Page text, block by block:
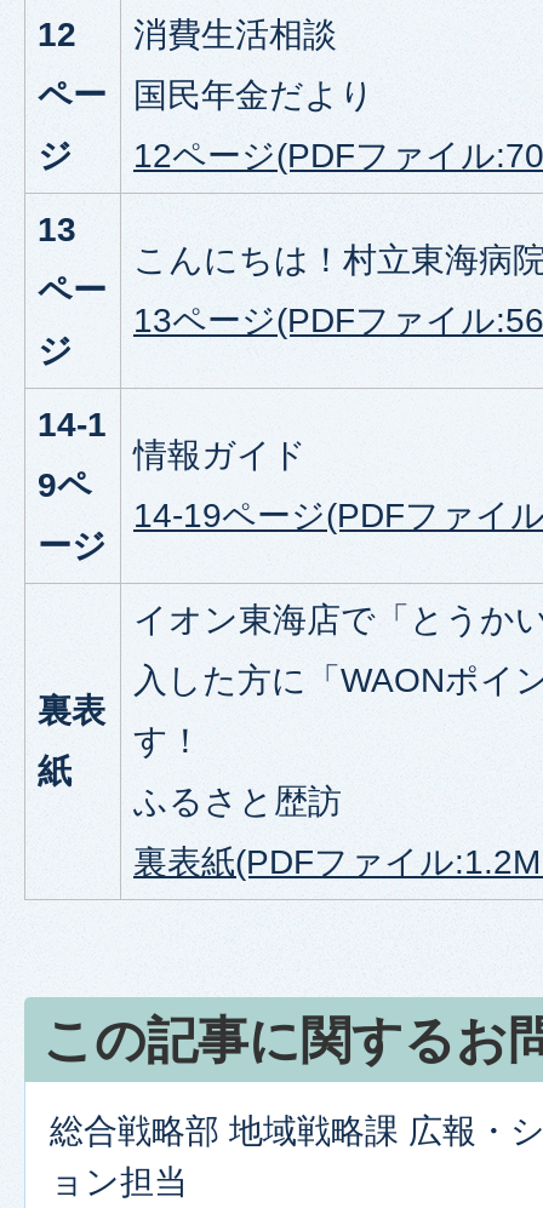
12
ペー
ジ
消費生活相談
国民年金だより
12ページ(PDFファイル
13
ペー
ジ
こんにちは！村立東海病
13ページ(PDFファイル
14-1
9ペ
ージ
情報ガイド
14-19ページ(PDFファイ
裏表
紙
イオン東海店で「とうか
入した方に「WAONポイ
す！
ふるさと歴訪
裏表紙(PDFファイル
この記事に関するお
総合戦略部 地域戦略課 広報・
ョン担当